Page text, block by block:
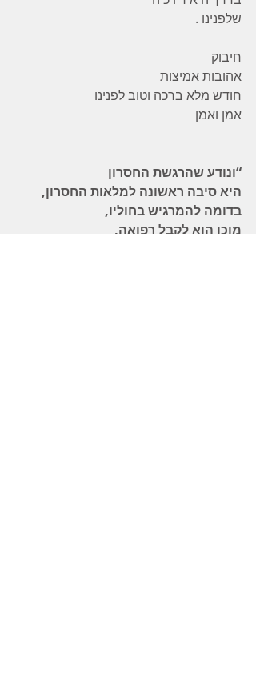
שלפנינו .
חיבוק
אהובות אמיצות
חודש מלא ברכה וטוב לפנינו
אמן ואמן
“ונודע שהרגשת החסרון
היא סיבה ראשונה למלאות החסרון,
בדומה להמרגיש בחוליו,
מוכן הוא לקבל רפואה,